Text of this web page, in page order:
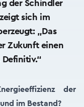
der Schindler
sich im
„Das
Zukunft einen
der
im Bestand?